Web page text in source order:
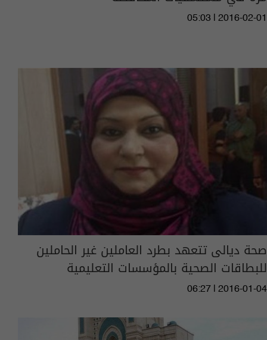
05:03 | 2016-02-01
صحة ديالى تتعهد بطرد العاملين غير الحاملين
للبطاقات الصحية بالمؤسسات التعليمية
06:27 | 2016-01-04